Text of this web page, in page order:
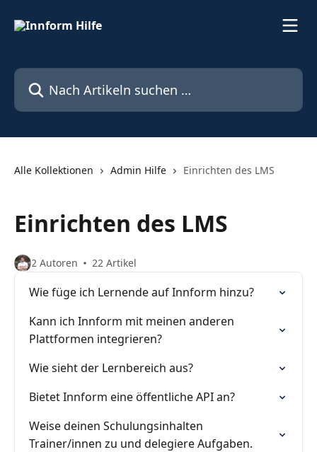
Nach Artikeln suchen …
Alle Kollektionen Admin Hilfe Einrichten des LMS
Einrichten des LMS
2 Autoren 22 Artikel
Wie füge ich Lernende auf Innform hinzu?
Kann ich Innform mit meinen anderen
Plattformen integrieren?
Wie sieht der Lernbereich aus?
Bietet Innform eine öffentliche API an?
Weise deinen Schulungsinhalten
Trainer/innen zu und delegiere Aufgaben.